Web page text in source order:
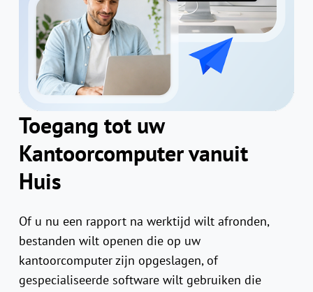
Toegang tot uw
Kantoorcomputer vanuit
Huis
Of u nu een rapport na werktijd wilt afronden,
bestanden wilt openen die op uw
kantoorcomputer zijn opgeslagen, of
gespecialiseerde software wilt gebruiken die